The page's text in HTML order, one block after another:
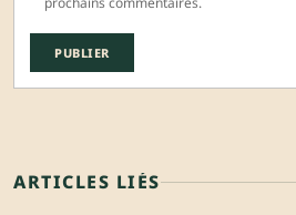
ARTICLES LIÉS